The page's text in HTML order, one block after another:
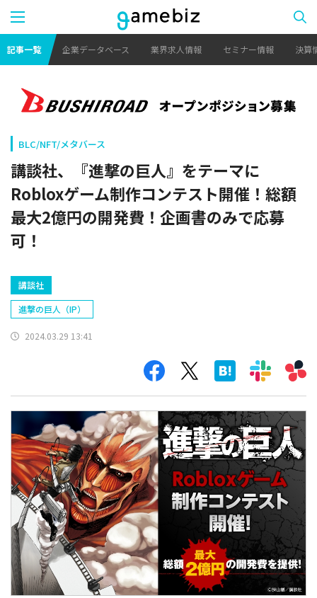
記事一覧 企業データベース 業界求人情報 セミナー情報 決算
BLC/NFT/メタバース
講談社、『進撃の巨人』をテーマに
Robloxゲーム制作コンテスト開催！総額
最大2億円の開発費！企画書のみで応募
可！
講談社
進撃の巨人（IP）
2024.03.29 13:41